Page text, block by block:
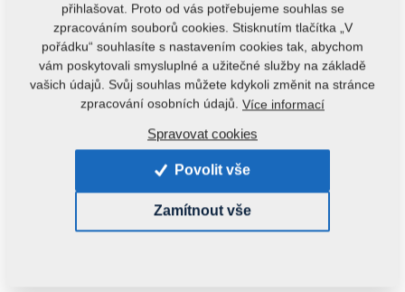
Kód produktu: m00115
0,0000 kg
přihlašovat. Proto od vás potřebujeme souhlas se
zpracováním souborů cookies. Stisknutím tlačítka „V
pořádku“ souhlasíte s nastavením cookies tak, abychom
vám poskytovali smysluplné a užitečné služby na základě
vašich údajů. Svůj souhlas můžete kdykoli změnit na stránce
zpracování osobních údajů. Více informací
Spravovat cookies
Povolit vše
Zamítnout vše